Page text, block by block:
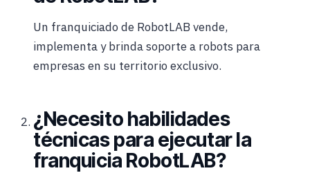
Un franquiciado de RobotLAB vende,
implementa y brinda soporte a robots para
empresas en su territorio exclusivo.
¿Necesito habilidades
técnicas para ejecutar la
franquicia RobotLAB?